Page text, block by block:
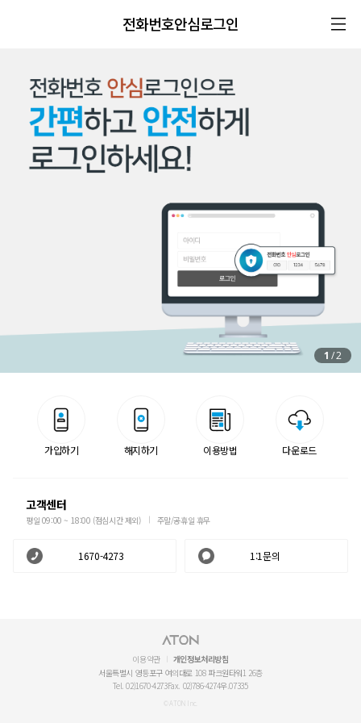
전화번호안심로그인
1 /2
가입하기 해지하기 이용방법 다운로드
고객센터
평일 09:00 ~ 18:00 (점심시간 제외) 주말/공휴일 휴무
1670-4273 1:1문의
이용약관
개인정보처리방침
서울특별시 영등포구 여의대로 108 파크원타워1 26층
Tel. 02)1670-4273Fax. 02)786-4274우.07335
© ATON Inc.